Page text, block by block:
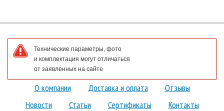
Технические параметры, фото
и комплектация могут отличаться
от заявленных на сайте
О компании Доставка и оплата
Отзывы
Новости
Статьи Сертификаты Контакты